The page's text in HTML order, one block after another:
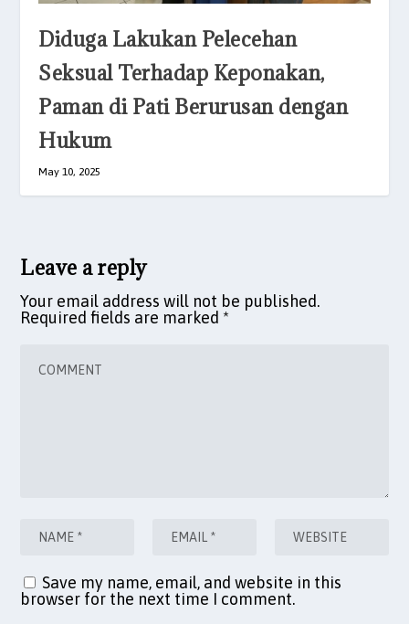
Diduga Lakukan Pelecehan
Seksual Terhadap Keponakan,
Paman di Pati Berurusan dengan
Hukum
May 10, 2025
Leave a reply
Your email address will not be published.
Required fields are marked *
Save my name, email, and website in this
browser for the next time I comment.